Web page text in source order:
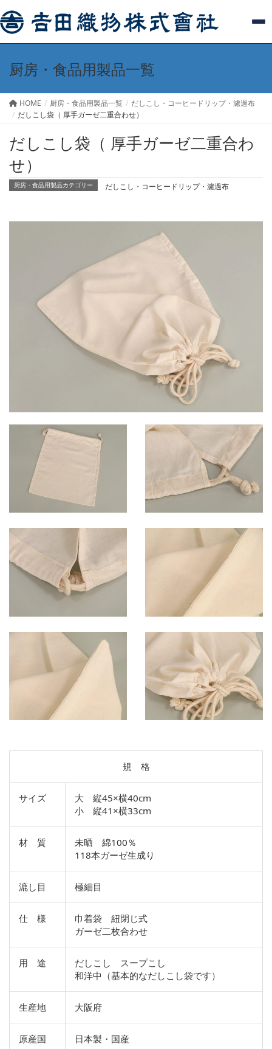
厨房・食品用製品一覧
HOME 厨房・食品用製品一覧
だしこし・コーヒードリップ・濾過布
だしこし袋（ 厚手ガーゼ二重合わせ）
だしこし袋（ 厚手ガーゼ二重合わ
せ）
厨房・食品用製品カテゴリー だしこし・コーヒードリップ・濾過布
規 格
サイズ
大 縦45×横40cm
小 縦41×横33cm
材 質
未晒 綿100％
118本ガーゼ生成り
漉し目 極細目
仕 様
巾着袋 紐閉じ式
ガーゼ二枚合わせ
用 途
だしこし スープこし
和洋中（基本的なだしこし袋です）
生産地 大阪府
原産国 日本製・国産